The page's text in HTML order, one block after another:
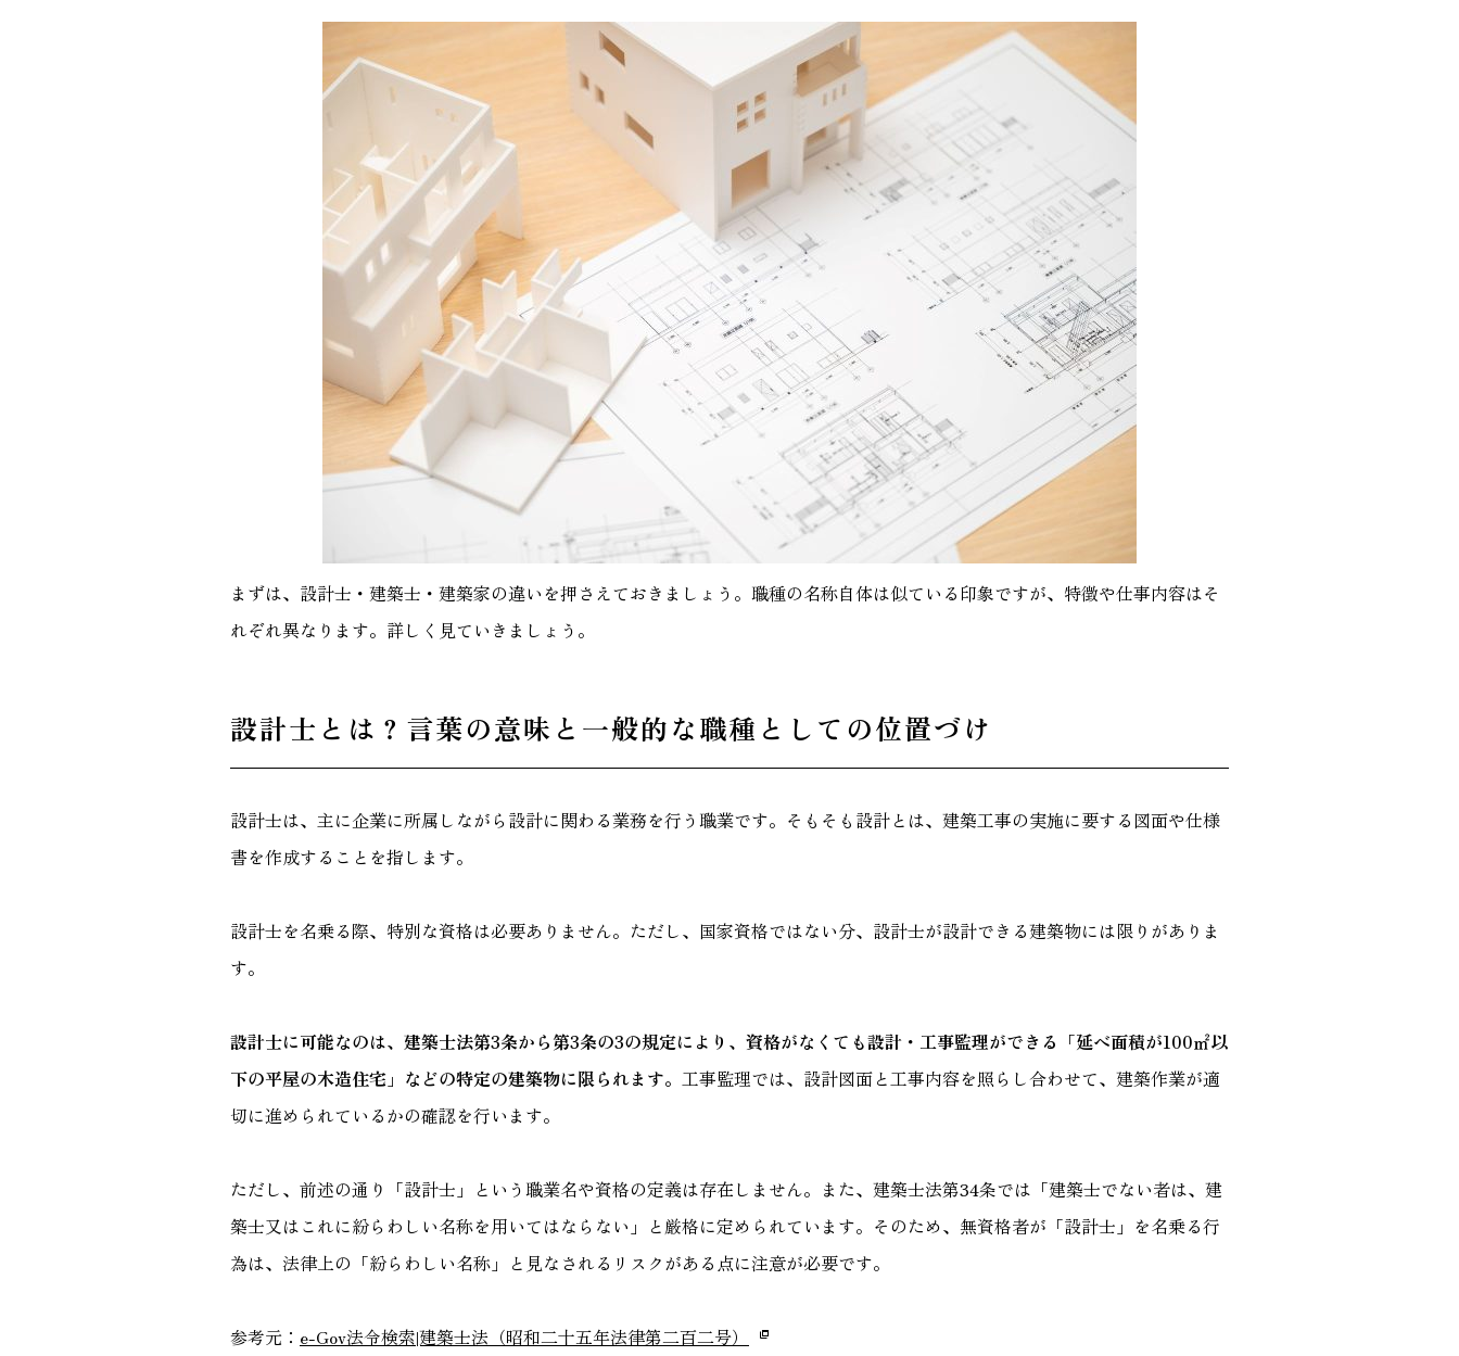
まずは、設計士・建築士・建築家の違いを押さえておきましょう。職種の名称自体は似ている印象ですが、特徴や仕事内容はそ
れぞれ異なります。詳しく見ていきましょう。
設計士とは？言葉の意味と一般的な職種としての位置づけ
設計士は、主に企業に所属しながら設計に関わる業務を行う職業です。そもそも設計とは、建築工事の実施に要する図面や仕様
書を作成することを指します。
設計士を名乗る際、特別な資格は必要ありません。ただし、国家資格ではない分、設計士が設計できる建築物には限りがありま
す。
設計士に可能なのは、建築士法第3条から第3条の3の規定により、資格がなくても設計・工事監理ができる「延べ面積が100㎡以
下の平屋の木造住宅」などの特定の建築物に限られます。 工事監理では、設計図面と工事内容を照らし合わせて、建築作業が適
切に進められているかの確認を行います。
ただし、前述の通り「設計士」という職業名や資格の定義は存在しません。また、建築士法第34条では「建築士でない者は、建
築士又はこれに紛らわしい名称を用いてはならない」と厳格に定められています。そのため、無資格者が「設計士」を名乗る行
為は、法律上の「紛らわしい名称」と見なされるリスクがある点に注意が必要です。
参考元： e-Gov法令検索|建築士法（昭和二十五年法律第二百二号）